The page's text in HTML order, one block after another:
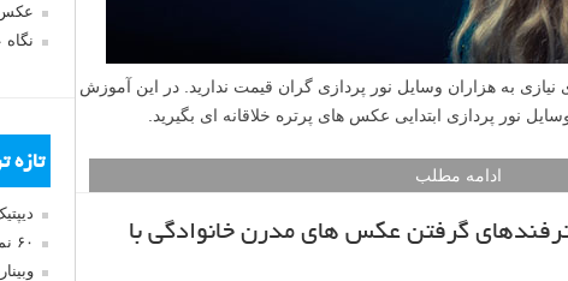
به هزاران وسایل نور پردازی گران قیمت ندارید. در این آموزش
نور پردازی ابتدایی عکس های پرتره خلاقانه ای بگیرید.
ادامه مطلب
ترفندهای گرفتن عکس های مدرن خانوادگی با
تازه
۶۰ نمونه عکس سبک ماکسیمالیسم